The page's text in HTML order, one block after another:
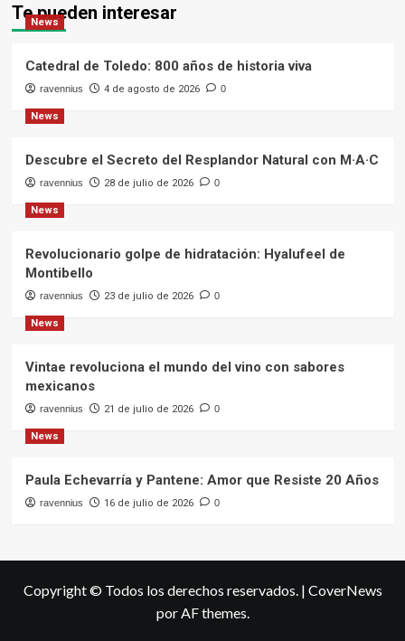
Te pueden interesar
News
Catedral de Toledo: 800 años de historia viva
ravennius 4 de agosto de 2026 0
News
Descubre el Secreto del Resplandor Natural con M·A·C
ravennius 28 de julio de 2026 0
News
Revolucionario golpe de hidratación: Hyalufeel de
Montibello
ravennius 23 de julio de 2026 0
News
Vintae revoluciona el mundo del vino con sabores
mexicanos
ravennius 21 de julio de 2026 0
News
Paula Echevarría y Pantene: Amor que Resiste 20 Años
ravennius 16 de julio de 2026 0
Copyright © Todos los derechos reservados. | CoverNews
por AF themes.